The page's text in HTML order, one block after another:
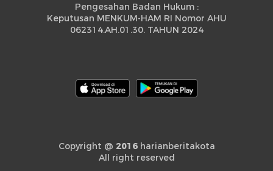
Pengesahan Badan Hukum :
Keputusan MENKUM-HAM RI Nomor AHU
062314.AH.01.30. TAHUN 2024
Copyright @ 2016harianberitakota
All right reserved